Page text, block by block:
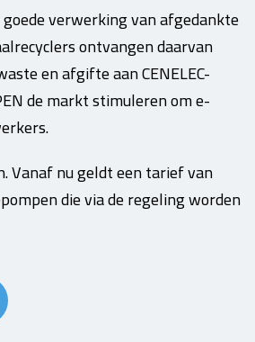
verwerking van afgedankte
ontvangen daarvan
en afgifte aan CENELEC-
de markt stimuleren om e-
Vanaf nu geldt een tarief van
die via de regeling worden